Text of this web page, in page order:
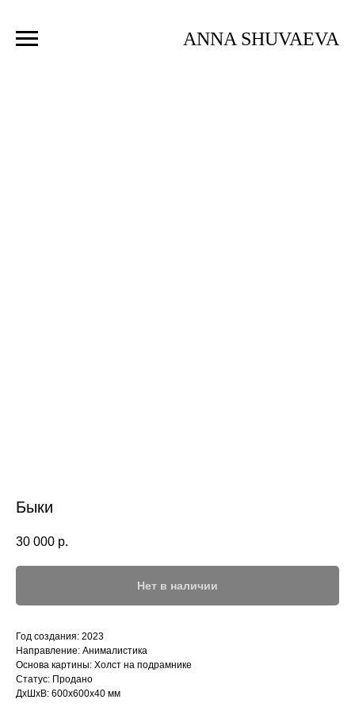
ANNA SHUVAEVA
Быки
30 000 р.
Нет в наличии
Год создания: 2023
Направление: Анималистика
Основа картины: Холст на подрамнике
Статус: Продано
ДxШxВ: 600x600x40 мм